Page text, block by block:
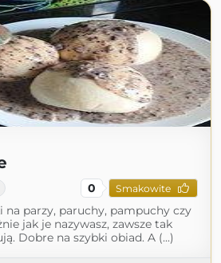
0 Smakowite
na parzy, paruchy, pampuchy czy
jak je nazywasz, zawsze tak
Dobre na szybki obiad. A (...)